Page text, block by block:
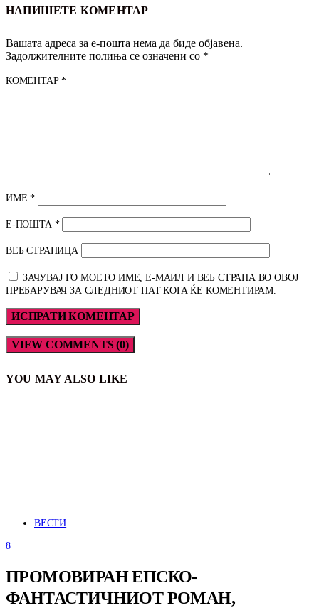
НАПИШЕТЕ КОМЕНТАР
Вашата адреса за е-пошта нема да биде објавена.
Задолжителните полиња се означени со *
КОМЕНТАР*
ИМЕ*
Е-ПОШТА *
ВЕБ СТРАНИЦА
ЗАЧУВАЈ ГО МОЕТО ИМЕ, Е-МАИЛ И ВЕБ СТРАНА ВО ОВОЈ
ПРЕБАРУВАЧ ЗА СЛЕДНИОТ ПАТ КОГА ЌЕ КОМЕНТИРАМ.
VIEW COMMENTS (0)
YOU MAY ALSO LIKE
ВЕСТИ
8
ПРОМОВИРАН ЕПСКО-
ФАНТАСТИЧНИОТ РОМАН,